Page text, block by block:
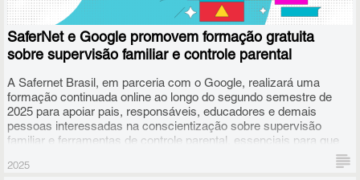
SaferNet e Google promovem formação gratuita
sobre supervisão familiar e controle parental
A Safernet Brasil, em parceria com o Google, realizará uma
formação continuada online ao longo do segundo semestre de
2025 para apoiar pais, responsáveis, educadores e demais
pessoas interessadas na conscientização sobre supervisão
familiar e ferramentas de controle parental, essenciais para que
seguro e ético da internet.
2025